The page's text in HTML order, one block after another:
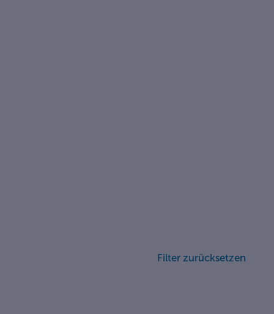
Filter zurücksetzen